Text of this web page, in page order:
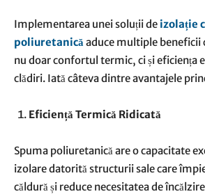
Implementarea unei soluții de izolație
poliuretanicăaduce multiple beneficii
nu doar confortul termic, ci și eficiența
clădiri. Iată câteva dintre avantajele
Eficiență Termică Ridicată
Spuma poliuretanică are o capacitate
izolare datorită structurii sale care
căldură și reduce necesitatea de